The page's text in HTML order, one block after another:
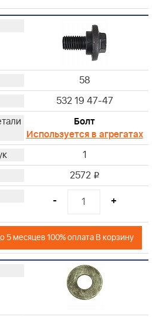
58
532 19 47-47
Болт
Используется в агрегатах
1
2572 i
- +
5 месяцев 100% оплата В корзину